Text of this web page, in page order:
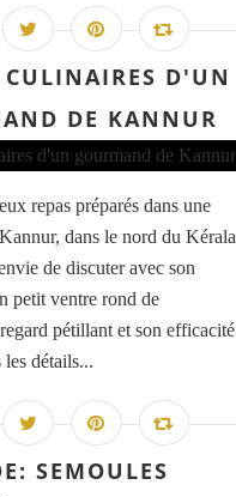
CULINAIRES D'UN
DE KANNUR
repas préparés dans une
dans le nord du Kérala
de discuter avec son
petit ventre rond de
pétillant et son efficacité
détails...
SEMOULES